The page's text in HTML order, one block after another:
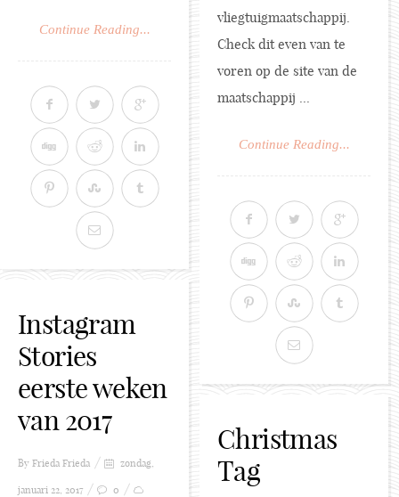
Continue Reading...
vliegtuigmaatschappij.
Check dit even van te
voren op de site van de
maatschappij ...
Continue Reading...
Instagram
Stories
eerste weken
van 2017
By Frieda Frieda zondag,
januari 22, 2017 0
Christmas
Tag